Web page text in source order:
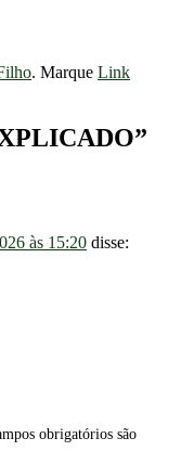
. Marque Link
”
às 15:20 disse:
obrigatórios são